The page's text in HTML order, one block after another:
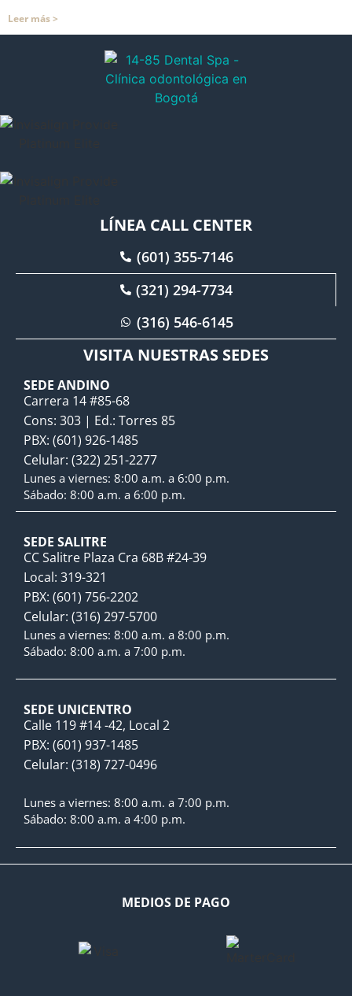
Leer más >
LÍNEA CALL CENTER
(601) 355-7146
(321) 294-7734
(316) 546-6145
VISITA NUESTRAS SEDES
SEDE ANDINO
Carrera 14 #85-68
Cons: 303 | Ed.: Torres 85
PBX: (601) 926-1485
Celular: (322) 251-2277
Lunes a viernes: 8:00 a.m. a 6:00 p.m.
Sábado: 8:00 a.m. a 6:00 p.m.
SEDE SALITRE
CC Salitre Plaza Cra 68B #24-39
Local: 319-321
PBX: (601) 756-2202
Celular: (316) 297-5700
Lunes a viernes: 8:00 a.m. a 8:00 p.m.
Sábado: 8:00 a.m. a 7:00 p.m.
SEDE UNICENTRO
Calle 119 #14 -42, Local 2
PBX: (601) 937-1485
Celular: (318) 727-0496
Lunes a viernes: 8:00 a.m. a 7:00 p.m.
Sábado: 8:00 a.m. a 4:00 p.m.
MEDIOS DE PAGO